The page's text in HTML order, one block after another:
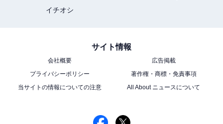
イチオシ
サイト情報
会社概要
広告掲載
プライバシーポリシー
著作権・商標・免責事項
当サイトの情報についての注意
All About ニュースについて